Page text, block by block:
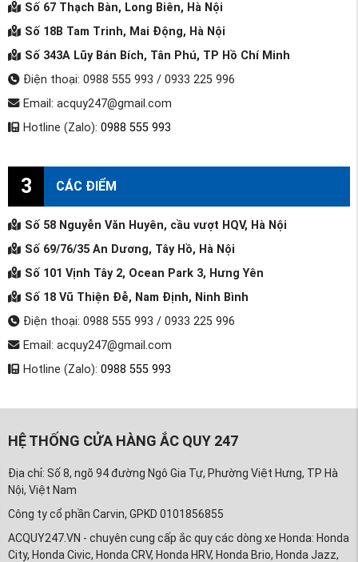
Số 67 Thạch Bàn, Long Biên, Hà Nội
Số 18B Tam Trinh, Mai Động, Hà Nội
Số 343A Lũy Bán Bích, Tân Phú, TP Hồ Chí Minh
Điện thoại: 0988 555 993 / 0933 225 996
Email: acquy247@gmail.com
Hotline (Zalo): 0988 555 993
3 CÁC ĐIỂM
Số 58 Nguyễn Văn Huyên, cầu vượt HQV, Hà Nội
Số 69/76/35 An Dương, Tây Hồ, Hà Nội
Số 101 Vịnh Tây 2, Ocean Park 3, Hưng Yên
Số 18 Vũ Thiện Đễ, Nam Định, Ninh Bình
Điện thoại: 0988 555 993 / 0933 225 996
Email: acquy247@gmail.com
Hotline (Zalo): 0988 555 993
HỆ THỐNG CỬA HÀNG ẮC QUY 247
Địa chỉ: Số 8, ngõ 94 đường Ngô Gia Tự, Phường Việt Hưng, TP Hà
Nội, Việt Nam
Công ty cổ phần Carvin, GPKD 0101856855
ACQUY247.VN - chuyên cung cấp ắc quy các dòng xe Honda: Honda
City, Honda Civic, Honda CRV, Honda HRV, Honda Brio, Honda Jazz,